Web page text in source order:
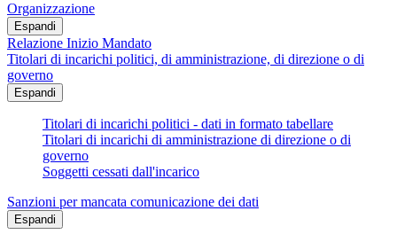
Organizzazione
Espandi
Relazione Inizio Mandato
Titolari di incarichi politici, di amministrazione, di direzione o di
governo
Espandi
Titolari di incarichi politici - dati in formato tabellare
Titolari di incarichi di amministrazione di direzione o di
governo
Soggetti cessati dall'incarico
Sanzioni per mancata comunicazione dei dati
Espandi